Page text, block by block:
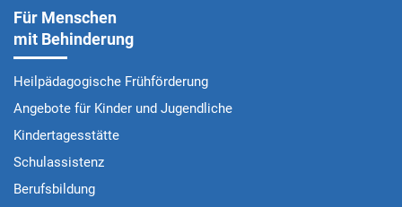
Für Menschen
mit Behinderung
Heilpädagogische Frühförderung
Angebote für Kinder und Jugendliche
Kindertagesstätte
Schulassistenz
Berufsbildung